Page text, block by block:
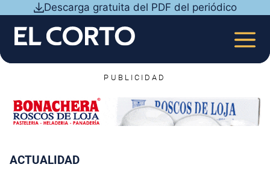
contenido
Descarga gratuita del PDF del periódico
PUBLICIDAD
ACTUALIDAD